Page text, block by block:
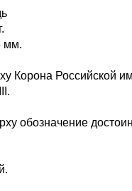
мм.
Корона Российской
обозначение